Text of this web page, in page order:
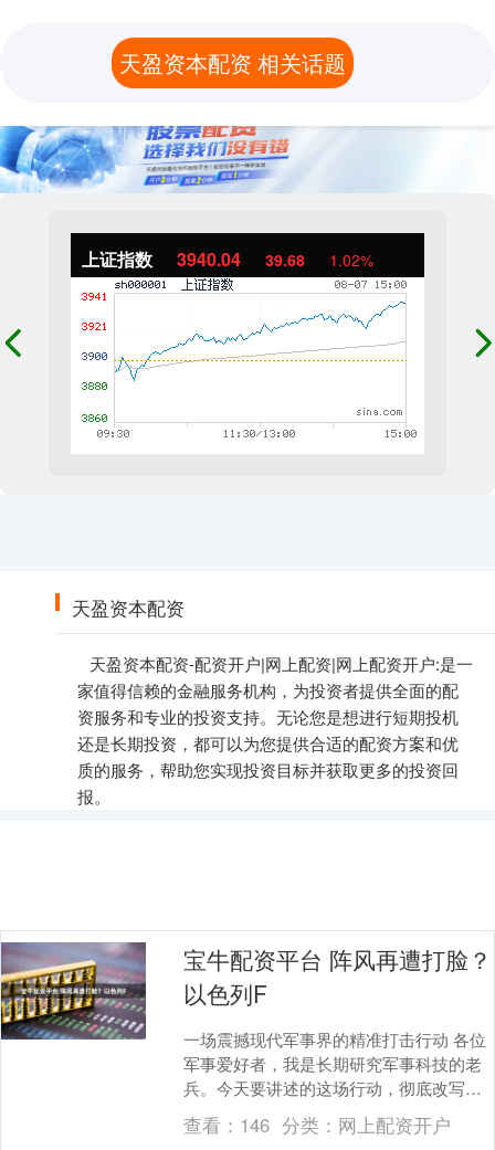
上证指数 3940.04 39.68 1.02%
天盈资本配资
天盈资本配资-配资开户|网上配资|网上配资开户:是一
家值得信赖的金融服务机构，为投资者提供全面的配
资服务和专业的投资支持。无论您是想进行短期投机
还是长期投资，都可以为您提供合适的配资方案和优
质的服务，帮助您实现投资目标并获取更多的投资回
报。
天盈资本配资 相关话题
宝牛配资平台 阵风再遭打脸？
以色列F
一场震撼现代军事界的精准打击行动 各位
军事爱好者，我是长期研究军事科技的老
兵。今天要讲述的这场行动，彻底改写了
现代防空作战的认知——2025年9月9日深
夜，以色....
查看： 146 分类： 网上配资开户